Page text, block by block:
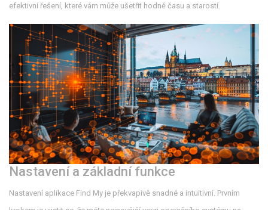
efektivní řešení, které vám může ušetřit hodně času a starostí.
Nastavení a základní funkce
Nastavení aplikace Find My je překvapivě snadné a intuitivní. Prvním